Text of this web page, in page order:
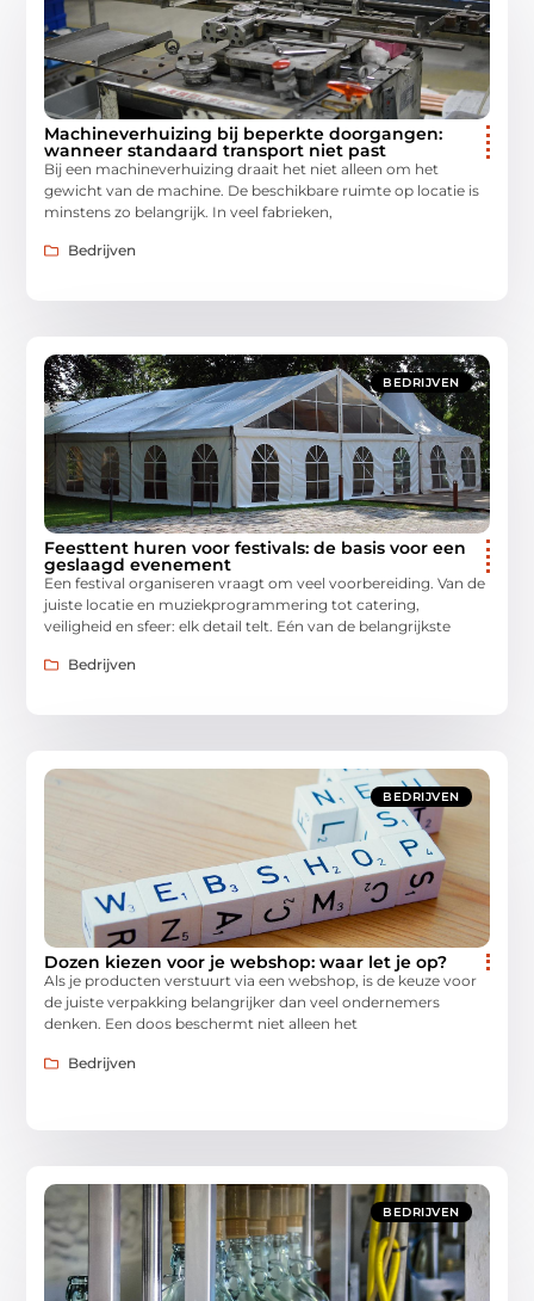
Machineverhuizing bij beperkte doorgangen:
wanneer standaard transport niet past
Bij een machineverhuizing draait het niet alleen om het
gewicht van de machine. De beschikbare ruimte op locatie is
minstens zo belangrijk. In veel fabrieken,
Bedrijven
BEDRIJVEN
Feesttent huren voor festivals: de basis voor een
geslaagd evenement
Een festival organiseren vraagt om veel voorbereiding. Van de
juiste locatie en muziekprogrammering tot catering,
veiligheid en sfeer: elk detail telt. Eén van de belangrijkste
Bedrijven
BEDRIJVEN
Dozen kiezen voor je webshop: waar let je op?
Als je producten verstuurt via een webshop, is de keuze voor
de juiste verpakking belangrijker dan veel ondernemers
denken. Een doos beschermt niet alleen het
Bedrijven
BEDRIJVEN